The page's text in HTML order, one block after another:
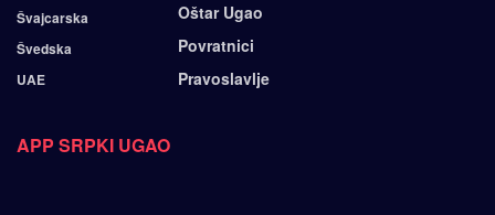
Švajcarska
Švedska
UAE
Oštar Ugao
Povratnici
Pravoslavlje
APP SRPKI UGAO